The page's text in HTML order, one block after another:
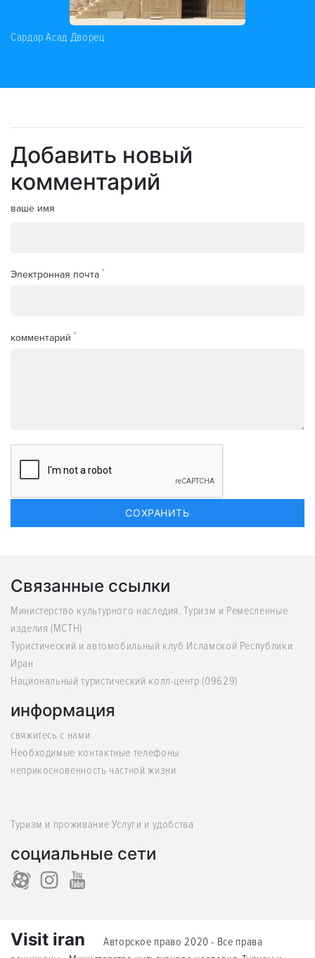
Сардар Асад Дворец
Добавить новый
комментарий
ваше имя
Электронная почта *
комментарий *
Связанные ссылки
Министерство культурного наследия. Туризм и Ремесленные
изделия (MCTH)
Туристический и автомобильный клуб Исламской Республики
Иран
Национальный туристический колл-центр (09629)
информация
свяжитесь с нами
Необходимые контактные телефоны
неприкосновенность частной жизни
Туризм и проживание Услуги и удобства
социальные сети
Visit iran
Авторское право 2020 - Все права